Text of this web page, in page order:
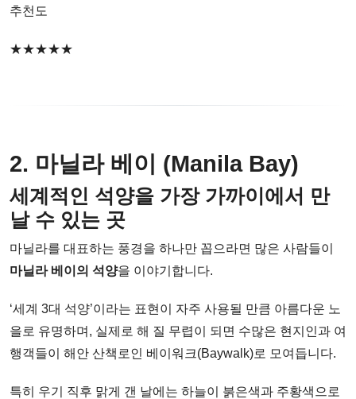
추천도
★★★★★
2. 마닐라 베이 (Manila Bay)
세계적인 석양을 가장 가까이에서 만
날 수 있는 곳
마닐라를 대표하는 풍경을 하나만 꼽으라면 많은 사람들이
마닐라 베이의 석양을 이야기합니다.
‘세계 3대 석양’이라는 표현이 자주 사용될 만큼 아름다운 노
을로 유명하며, 실제로 해 질 무렵이 되면 수많은 현지인과 여
행객들이 해안 산책로인 베이워크(Baywalk)로 모여듭니다.
특히 우기 직후 맑게 갠 날에는 하늘이 붉은색과 주황색으로